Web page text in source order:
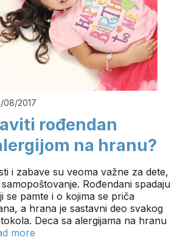
08/2017
rođendan
na hranu?
i zabave su veoma važne za dete,
Rođendani spadaju
se pamte i o kojima se priča
a hrana je sastavni deo svakog
Deca sa alergijama na hranu
more